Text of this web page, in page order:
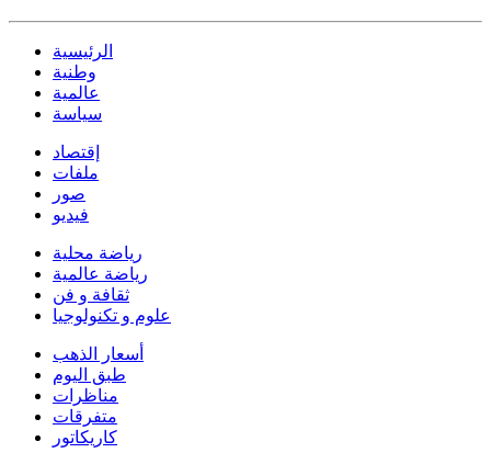
الرئيسية
وطنية
عالمية
سياسة
إقتصاد
ملفات
صور
فيديو
رياضة محلية
رياضة عالمية
ثقافة و فن
علوم و تكنولوجيا
أسعار الذهب
طبق اليوم
مناظرات
متفرقات
كاريكاتور